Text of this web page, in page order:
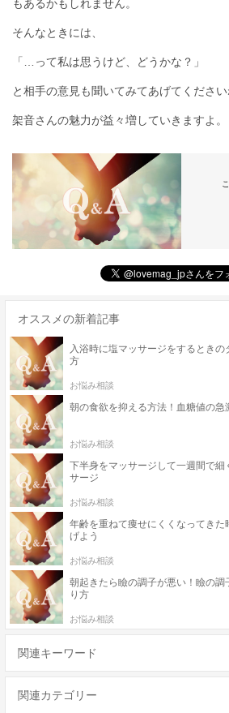
もあるかもしれません。
そんなときには、
「…って私は思うけど、どうかな？」
と相手の意見も聞いてみてあげてください
架音さんの魅力が益々増していきますよ。
オススメの新着記事
入浴時に塩マッサージをするときの
方
お悩み相談
朝の食欲を抑える方法！血糖値の急
お悩み相談
下半身をマッサージして一週間で細
サージ
お悩み相談
年齢を重ねて痩せにくくなってきた
げよう
お悩み相談
朝起きたら瞼の調子が悪い！瞼の
り方
お悩み相談
関連キーワード
関連カテゴリー